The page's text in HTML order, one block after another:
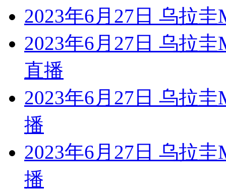
2023年6月27日 乌拉
2023年6月27日 乌拉
直播
2023年6月27日 乌拉
播
2023年6月27日 乌拉
播